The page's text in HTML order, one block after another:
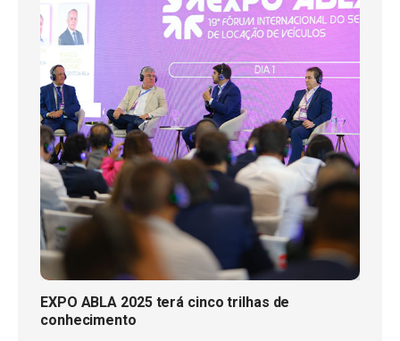
EXPO ABLA 2025 terá cinco trilhas de
conhecimento